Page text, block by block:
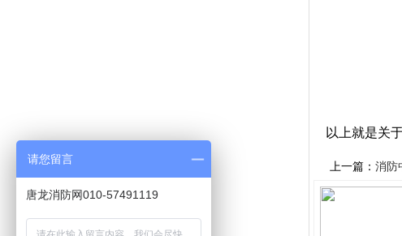
以上就是关
上一篇： 消防
请您留言
唐龙消防网010-57491119